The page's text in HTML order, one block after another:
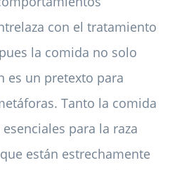
con el tratamiento
la comida no solo
es un pretexto para
Tanto la comida
para la raza
están estrechamente